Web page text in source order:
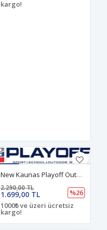
kargo!
New Kaunas Playoff Outdoor Kışlık Pantolon Mavi
1.699,00 TL
2.290,00 TL
%26
1000₺ ve üzeri ücretsiz
kargo!